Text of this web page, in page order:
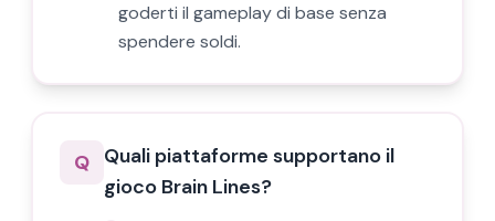
goderti il gameplay di base senza
spendere soldi.
Q Quali piattaforme supportano il
gioco Brain Lines?